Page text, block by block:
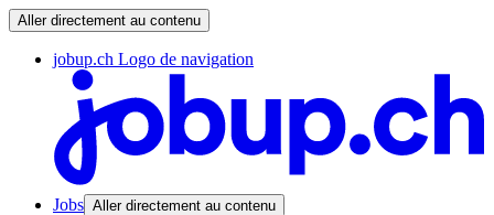
Aller directement au contenu
jobup.ch Logo de navigation
Jobs Aller directement au contenu